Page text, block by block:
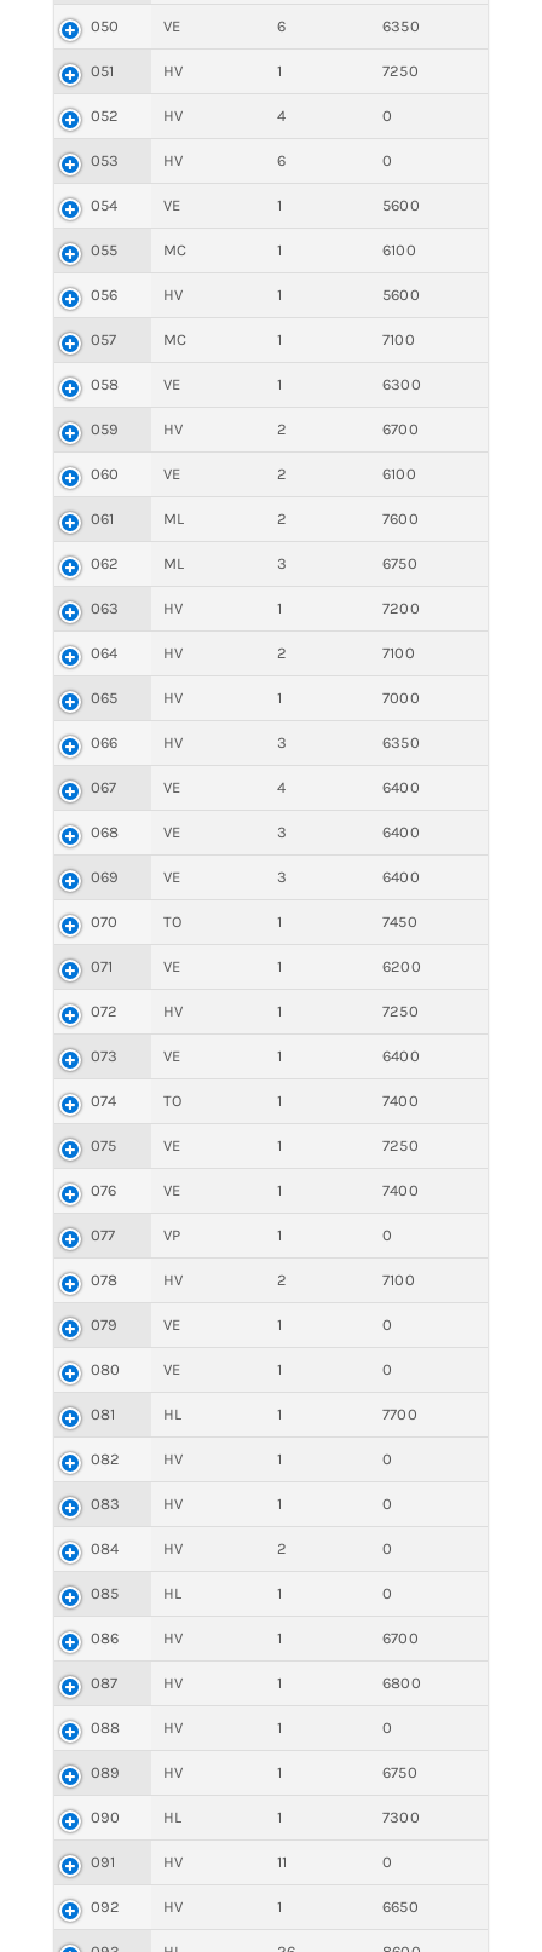
050 VE 6 6350
051 HV 1 7250
052 HV 4 0
053 HV 6 0
054 VE 1 5600
055 MC 1 6100
056 HV 1 5600
057 MC 1 7100
058 VE 1 6300
059 HV 2 6700
060 VE 2 6100
061 ML 2 7600
062 ML 3 6750
063 HV 1 7200
064 HV 2 7100
065 HV 1 7000
066 HV 3 6350
067 VE 4 6400
068 VE 3 6400
069 VE 3 6400
070 TO 1 7450
071 VE 1 6200
072 HV 1 7250
073 VE 1 6400
074 TO 1 7400
075 VE 1 7250
076 VE 1 7400
077 VP 1 0
078 HV 2 7100
079 VE 1 0
080 VE 1 0
081 HL 1 7700
082 HV 1 0
083 HV 1 0
084 HV 2 0
085 HL 1 0
086 HV 1 6700
087 HV 1 6800
088 HV 1 0
089 HV 1 6750
090 HL 1 7300
091 HV 11 0
092 HV 1 6650